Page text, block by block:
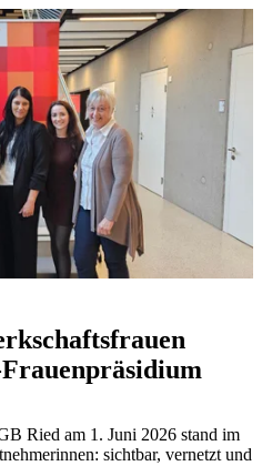
Ried am 1. Juni 2026 stand im
sichtbar, vernetzt und